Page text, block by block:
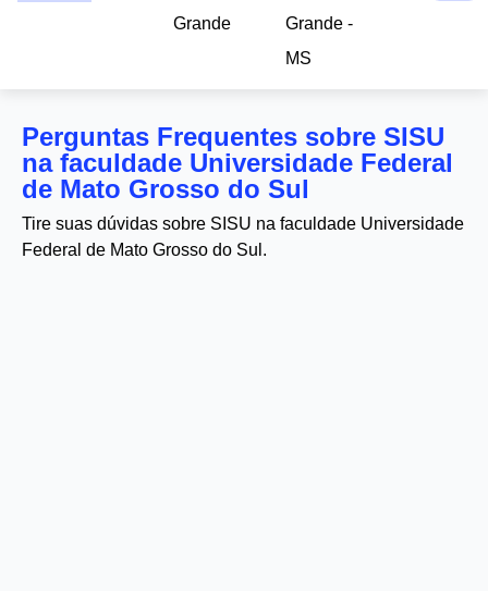
Grande
Grande -
MS
Perguntas Frequentes sobre SISU
na faculdade Universidade Federal
de Mato Grosso do Sul
Tire suas dúvidas sobre SISU na faculdade Universidade
Federal de Mato Grosso do Sul.